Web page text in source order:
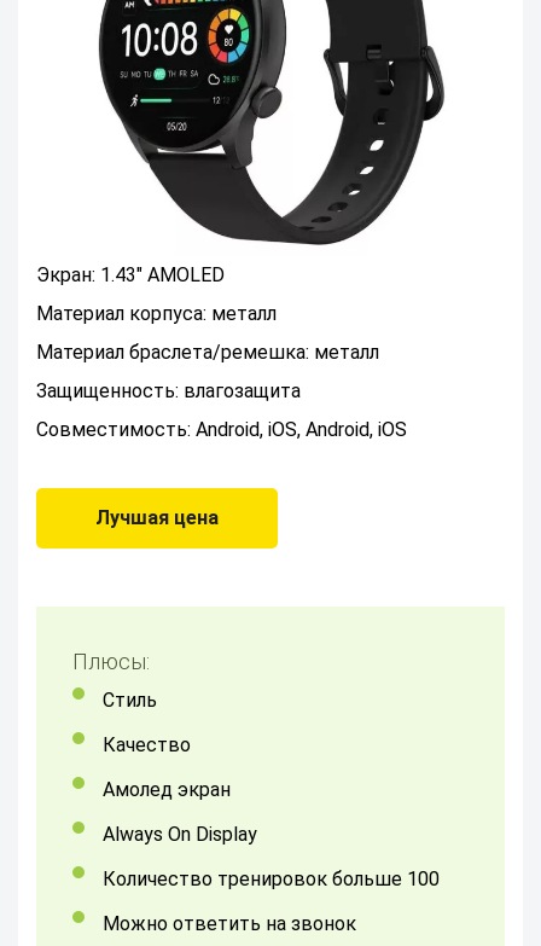
Экран: 1.43" AMOLED
Материал корпуса: металл
Материал браслета/ремешка: металл
Защищенность: влагозащита
Совместимость: Android, iOS, Android, iOS
Лучшая цена
Плюсы:
стиль
качество
Амолед экран
Always On Display
количество тренировок больше 100
можно ответить на звонок